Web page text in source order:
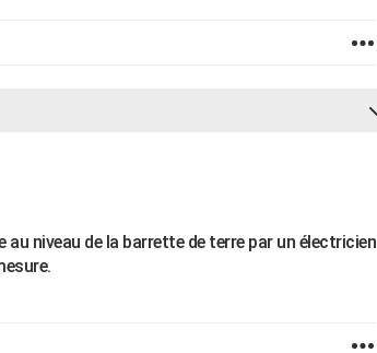
niveau de la barrette de terre par un électricien